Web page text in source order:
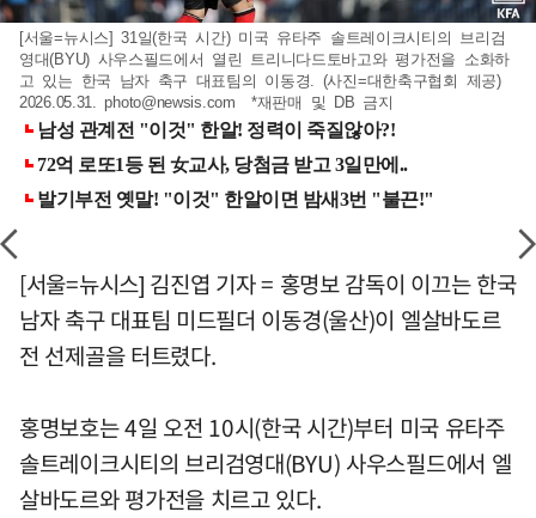
[서울=뉴시스] 31일(한국 시간) 미국 유타주 솔트레이크시티의 브리검
영대(BYU) 사우스필드에서 열린 트리니다드토바고와 평가전을 소화하
고 있는 한국 남자 축구 대표팀의 이동경. (사진=대한축구협회 제공)
2026.05.31.photo@newsis.com *재판매 및 DB 금지
[서울=뉴시스] 김진엽 기자 = 홍명보 감독이 이끄는 한국
남자 축구 대표팀 미드필더 이동경(울산)이 엘살바도르
전 선제골을 터트렸다.
홍명보호는 4일 오전 10시(한국 시간)부터 미국 유타주
솔트레이크시티의 브리검영대(BYU) 사우스필드에서 엘
살바도르와 평가전을 치르고 있다.